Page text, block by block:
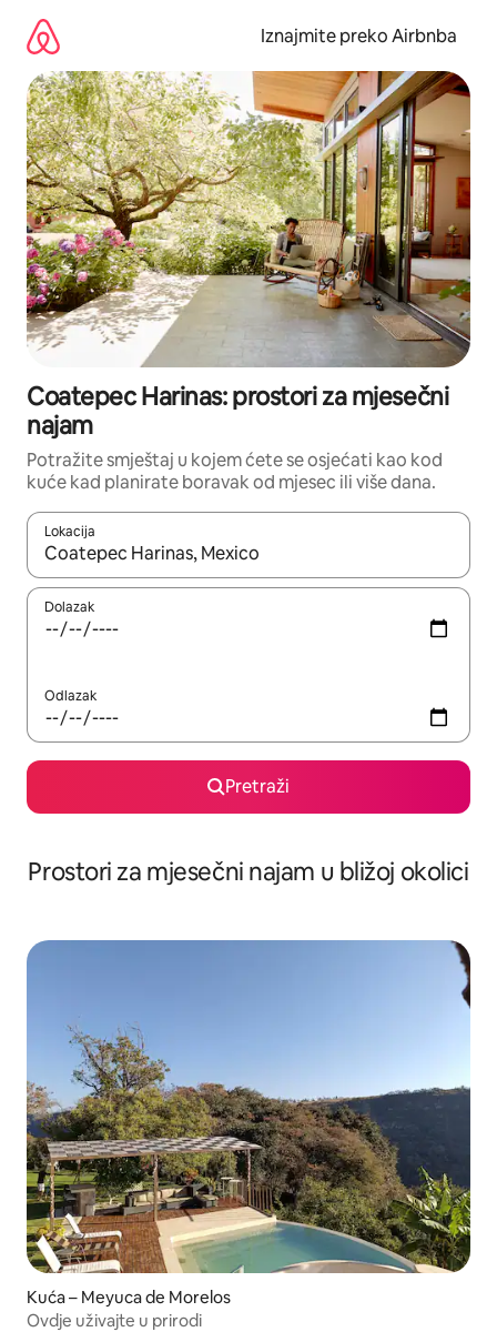
sadržaj
Iznajmite preko Airbnba
Coatepec Harinas: prostori za mjesečni
najam
Potražite smještaj u kojem ćete se osjećati kao kod
kuće kad planirate boravak od mjesec ili više dana.
Lokacija
Kada budu dostupni rezultati, moći ćete ih pregledati
Dolazak
Odlazak
Pretraži
Prostori za mjesečni najam u bližoj okolici
Kuća – Meyuca de Morelos
Ovdje uživajte u prirodi